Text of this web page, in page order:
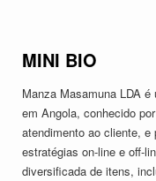
Termos & Condições
MINI BIO
Manza Masamuna LDA
em Angola, conhecido
atendimento ao cliente,
estratégias on-line e off-
diversificada de itens,